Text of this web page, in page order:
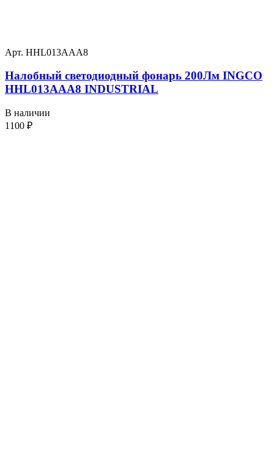
Арт. HHL013AAA8
Налобный светодиодный фонарь 200Лм INGCO
HHL013AAA8 INDUSTRIAL
В наличии
1100 ₽